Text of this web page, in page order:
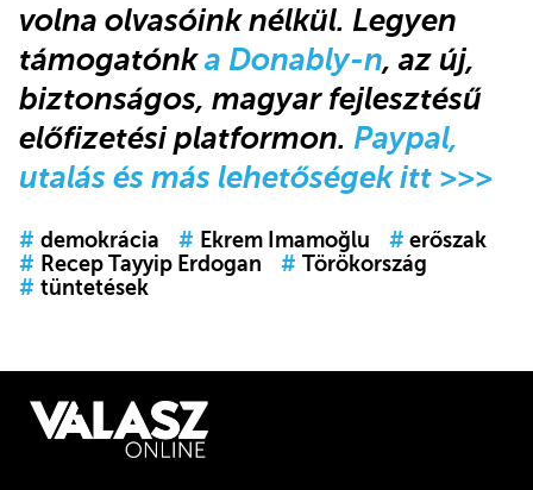
volna olvasóink nélkül. Legyen
támogatónka Donably-n, az új,
biztonságos, magyar fejlesztésű
előfizetési platformon. Paypal,
utalás és más lehetőségek itt >>>
# demokrácia # Ekrem Imamoğlu # erőszak
# Recep Tayyip Erdogan # Törökország
# tüntetések